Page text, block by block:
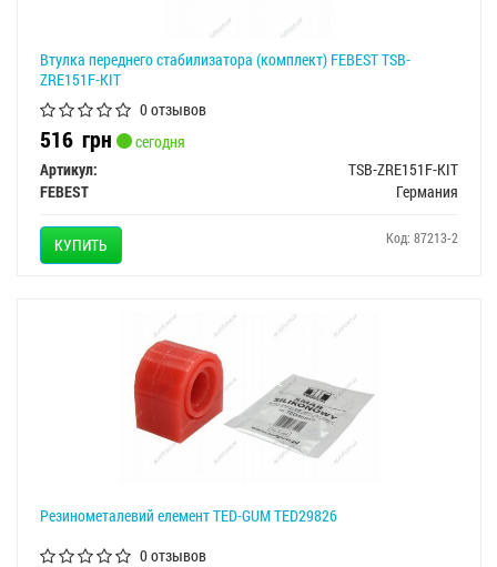
Втулка переднего стабилизатора (комплект) FEBEST TSB-
ZRE151F-KIT
0 отзывов
516 грн
сегодня
Артикул:
TSB-ZRE151F-KIT
FEBEST
Германия
КУПИТЬ Код: 87213-2
Резинометалевий елемент TED-GUM TED29826
0 отзывов